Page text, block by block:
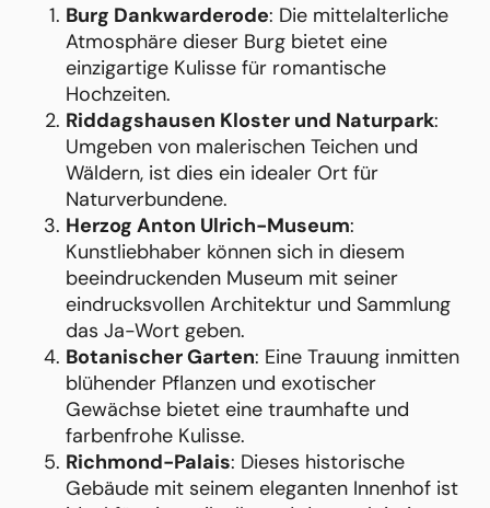
Burg Dankwarderode: Die mittelalterliche
Atmosphäre dieser Burg bietet eine
einzigartige Kulisse für romantische
Hochzeiten.
Riddagshausen Kloster und Naturpark:
Umgeben von malerischen Teichen und
Wäldern, ist dies ein idealer Ort für
Naturverbundene.
Herzog Anton Ulrich-Museum:
Kunstliebhaber können sich in diesem
beeindruckenden Museum mit seiner
eindrucksvollen Architektur und Sammlung
das Ja-Wort geben.
Botanischer Garten: Eine Trauung inmitten
blühender Pflanzen und exotischer
Gewächse bietet eine traumhafte und
farbenfrohe Kulisse.
Richmond-Palais: Dieses historische
Gebäude mit seinem eleganten Innenhof ist